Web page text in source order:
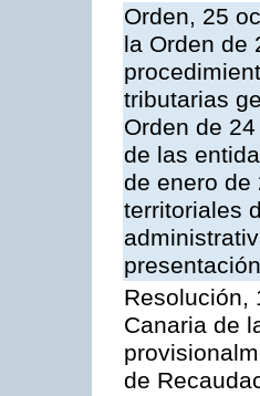
Orden, 25
la Orden de
tributarias
Orden de
de las
de enero de
territoriales
Resolución,
Canaria de
de